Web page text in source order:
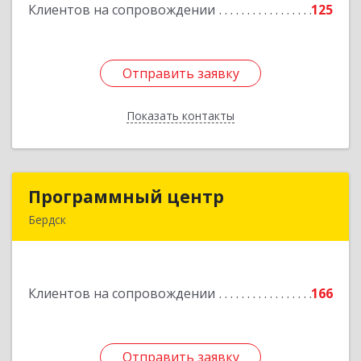
Клиентов на сопровождении 125
Отправить заявку
Показать контакты
Подробнее
Отправить заявку
Назад
Программный центр
Бердск
Клиентов на сопровождении 166
Отправить заявку
Программный центр
Подробнее
Отправить заявку